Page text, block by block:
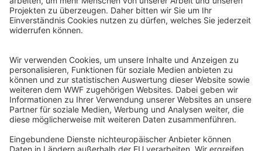
WWF Deutschland
Reinhardtstr. 18
10117 Berlin
Ihre Spende kann steuerlich geltend gemacht werden
Registriert als Stiftung WWF Deutschland, Senatsverwaltung für
Justiz Berlin, Az: 3416/976/2
Umsatzsteuer-Identifikationsnummer: DE 114236103
Freistellungsbescheid: Als gemeinnützige Körperschaft befreit